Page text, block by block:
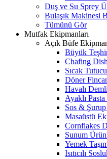
Duş ve Su Sprey
Bulaşık Makinesi
Tümünü Gör
Mutfak Ekipmanları
Açık Büfe
Büyük
Chafing Dish
Sıcak
Döner
Havalı
Ayaklı Pasta
Sos &
Masaüstü
Cornflakes
Sunum
Yemek
Isıtıcılı